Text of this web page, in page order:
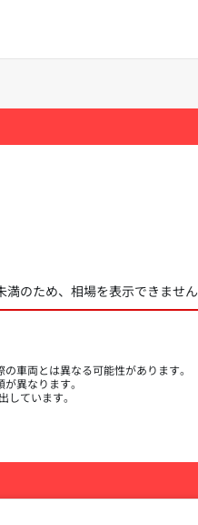
満のため、相場を表示できません
車両とは異なる可能性があります。
異なります。
ています。